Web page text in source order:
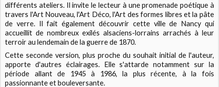
différents ateliers. Il invite le lecteur à une promenade poétique à
travers l'Art Nouveau, l'Art Déco, l'Art des formes libres et la pâte
de verre. Il fait également découvrir cette ville de Nancy qui
accueillit de nombreux exilés alsaciens-lorrains arrachés à leur
terroir au lendemain de la guerre de 1870.
Cette seconde version, plus proche du souhait initial de l'auteur,
apporte d'autres éclairages. Elle s'attarde notamment sur la
période allant de 1945 à 1986, la plus récente, à la fois
passionnante et bouleversante.